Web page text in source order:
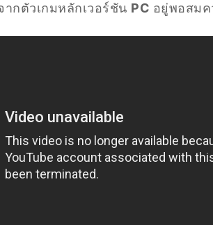
กตัวเกมหลักเวอร์ชัน PC อยู่พอสมค